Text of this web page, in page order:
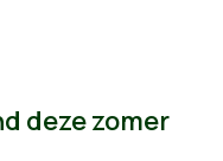
deze zomer